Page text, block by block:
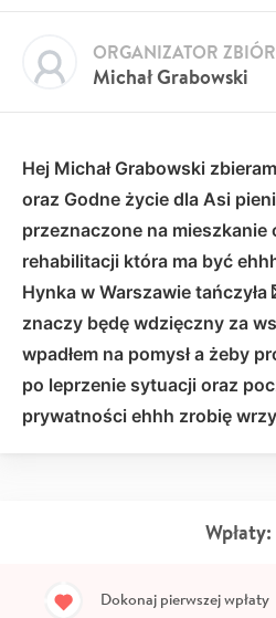
Michał Grabowski
ORGANIZATOR
Hej Michał Grabowski
oraz Godne życie dla Asi
przeznaczone na mieszkanie
rehabilitacji która ma być
Hynka w Warszawie
znaczy będę wdzięczny za
wpadłem na pomysł a żeby
po leprzenie sytuacji oraz
prywatności ehhh zrobię
Wpłaty:
Dokonaj pierwszej wpłaty